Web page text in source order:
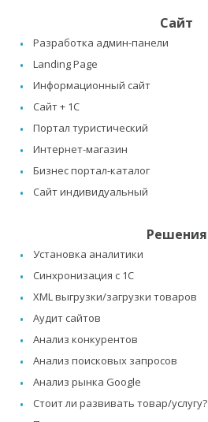
Сайт
Разработка админ-панели
Landing Page
Информационный сайт
Сайт + 1C
Портал туристический
Интернет-магазин
Бизнес портал-каталог
Сайт индивидуальный
Решения
Установка аналитики
Синхронизация с 1C
XML выгрузки/загрузки товаров
Аудит сайтов
Анализ конкурентов
Анализ поисковых запросов
Анализ рынка Google
Стоит ли развивать товар/услугу?